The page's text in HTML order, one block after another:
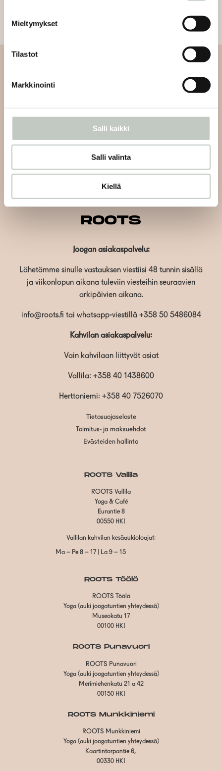
Mieltymykset
Tilastot
Markkinointi
Salli kaikki
Salli valinta
Kiellä
Tilaa
Joogan asiakaspalvelu:
Lähetämme sinulle vastauksen viestiisi 48 tunnin sisällä
ja viikonlopun aikana tuleviin viesteihin seuraavien
arkipäivien aikana.
info@roots.fi tai whatsapp-viestillä +358 50 5486084
Kahvilan asiakaspalvelu:
Vain kahvilaan liittyvät asiat
Vallila: +358 40 1438600
Herttoniemi: +358 40 7526070
Tietosuojaseloste
Toimitus- ja maksuehdot
Evästeiden hallinta
ROOTS Vallila
ROOTS Vallila
Yoga & Café
Eurantie 8
00550 HKI
Vallilan kahvilan kesäaukioloajat:
Ma – Pe 8 – 17 | La 9 – 15
ROOTS Töölö
ROOTS Töölö
Yoga (auki joogatuntien yhteydessä)
Museokatu 17
00100 HKI
ROOTS Punavuori
ROOTS Punavuori
Yoga (auki joogatuntien yhteydessä)
Merimiehenkatu 21 a 42
00150 HKI
ROOTS Munkkiniemi
ROOTS Munkkiniemi
Yoga (auki joogatuntien yhteydessä)
Kaartintorpantie 6,
00330 HKI